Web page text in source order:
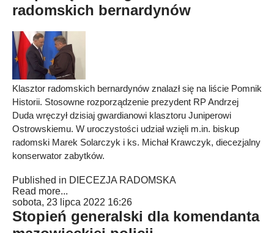
radomskich bernardynów
Klasztor radomskich bernardynów znalazł się na liście Pomnik
Historii. Stosowne rozporządzenie prezydent RP Andrzej
Duda wręczył dzisiaj gwardianowi klasztoru Juniperowi
Ostrowskiemu. W uroczystości udział wzięli m.in. biskup
radomski Marek Solarczyk i ks. Michał Krawczyk, diecezjalny
konserwator zabytków.
Published in DIECEZJA RADOMSKA
Read more...
sobota, 23 lipca 2022 16:26
Stopień generalski dla komendanta